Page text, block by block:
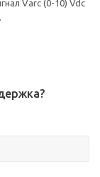
Varc (0-10) Vdc